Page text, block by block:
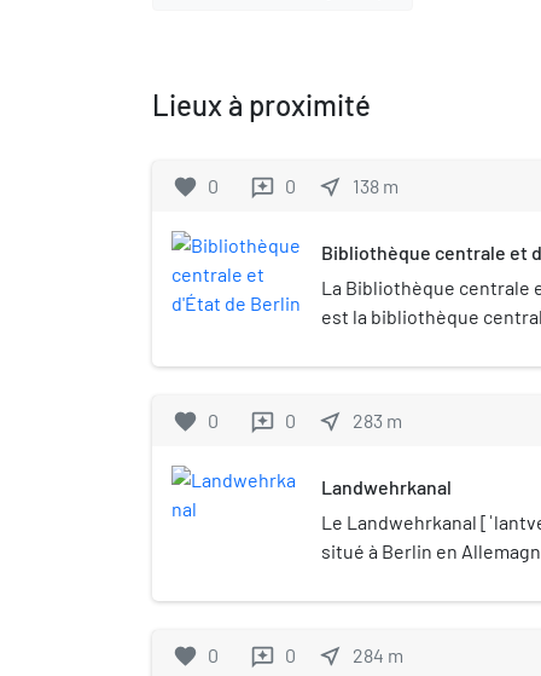
Lieux à proximité
favorite 0 reviews 0 near_me 138 m
Bibliothèque centrale et
La Bibliothèque centrale
est la bibliothèque
favorite 0 reviews 0 near_me 283 m
Landwehrkanal
Le Landwehrkanal
situé à Berlin en
favorite 0 reviews 0 near_me 284 m